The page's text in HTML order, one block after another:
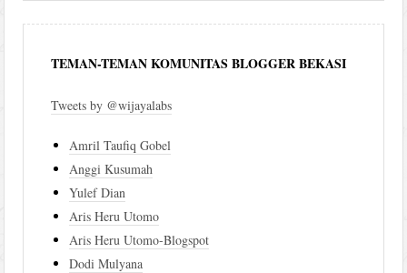
TEMAN-TEMAN KOMUNITAS BLOGGER BEKASI
Tweets by @wijayalabs
Amril Taufiq Gobel
Anggi Kusumah
Yulef Dian
Aris Heru Utomo
Aris Heru Utomo-Blogspot
Dodi Mulyana